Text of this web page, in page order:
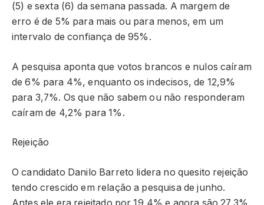
(5) e sexta (6) da semana passada. A margem de
erro é de 5% para mais ou para menos, em um
intervalo de confiança de 95%.
A pesquisa aponta que votos brancos e nulos caíram
de 6% para 4%, enquanto os indecisos, de 12,9%
para 3,7%. Os que não sabem ou não responderam
caíram de 4,2% para 1%.
Rejeição
O candidato Danilo Barreto lidera no quesito rejeição
tendo crescido em relação a pesquisa de junho.